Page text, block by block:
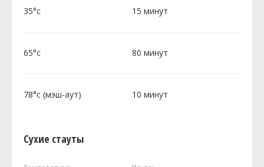
35°c 15 минут
65°c 80 минут
78°c (мэш-аут) 10 минут
Сухие стауты